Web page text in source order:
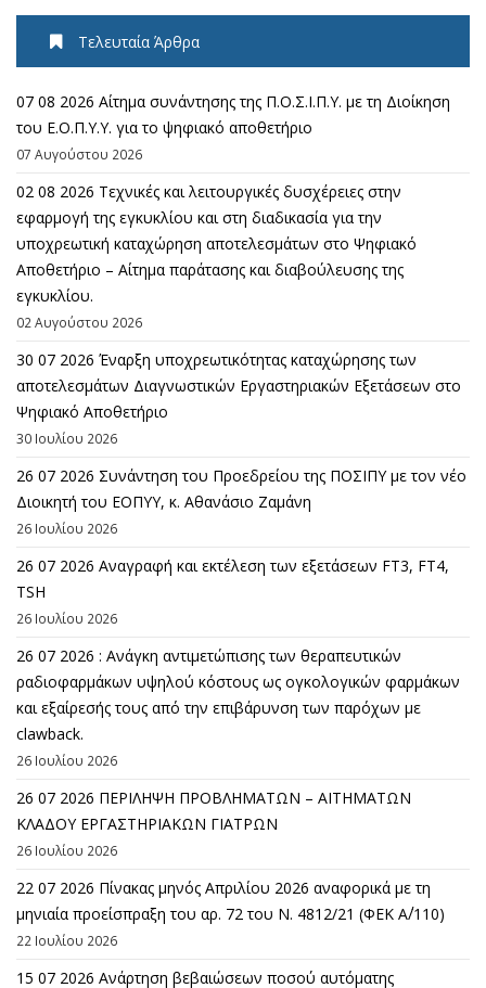
Τελευταία Άρθρα
07 08 2026 Αίτημα συνάντησης της Π.Ο.Σ.Ι.Π.Υ. με τη Διοίκηση
του Ε.Ο.Π.Υ.Υ. για το ψηφιακό αποθετήριο
07 Αυγούστου 2026
02 08 2026 Τεχνικές και λειτουργικές δυσχέρειες στην
εφαρμογή της εγκυκλίου και στη διαδικασία για την
υποχρεωτική καταχώρηση αποτελεσμάτων στο Ψηφιακό
Αποθετήριο – Αίτημα παράτασης και διαβούλευσης της
εγκυκλίου.
02 Αυγούστου 2026
30 07 2026 Έναρξη υποχρεωτικότητας καταχώρησης των
αποτελεσμάτων Διαγνωστικών Εργαστηριακών Εξετάσεων στο
Ψηφιακό Αποθετήριο
30 Ιουλίου 2026
26 07 2026 Συνάντηση του Προεδρείου της ΠΟΣΙΠΥ με τον νέο
Διοικητή του ΕΟΠΥΥ, κ. Αθανάσιο Ζαμάνη
26 Ιουλίου 2026
26 07 2026 Αναγραφή και εκτέλεση των εξετάσεων FT3, FT4,
TSH
26 Ιουλίου 2026
26 07 2026 : Ανάγκη αντιμετώπισης των θεραπευτικών
ραδιοφαρμάκων υψηλού κόστους ως ογκολογικών φαρμάκων
και εξαίρεσής τους από την επιβάρυνση των παρόχων με
clawback.
26 Ιουλίου 2026
26 07 2026 ΠΕΡΙΛΗΨΗ ΠΡΟΒΛΗΜΑΤΩΝ – ΑΙΤΗΜΑΤΩΝ
ΚΛΑΔΟΥ ΕΡΓΑΣΤΗΡΙΑΚΩΝ ΓΙΑΤΡΩΝ
26 Ιουλίου 2026
22 07 2026 Πίνακας μηνός Απριλίου 2026 αναφορικά με τη
μηνιαία προείσπραξη του αρ. 72 του Ν. 4812/21 (ΦΕΚ Α΄/110)
22 Ιουλίου 2026
15 07 2026 Ανάρτηση βεβαιώσεων ποσού αυτόματης